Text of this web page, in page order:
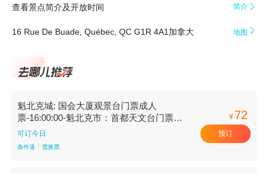
查看景点简介及开放时间 简介 
16 Rue De Buade, Québec, QC G1R 4A1加拿大 地图 
魁北克城: 国会大厦观景台门票成人
票-16:00:00-魁北克市：首都天文台门票
【16:00:00 魁北克市：首都天文台门票】
可订今日
条件退 需换票
¥ 72
预订